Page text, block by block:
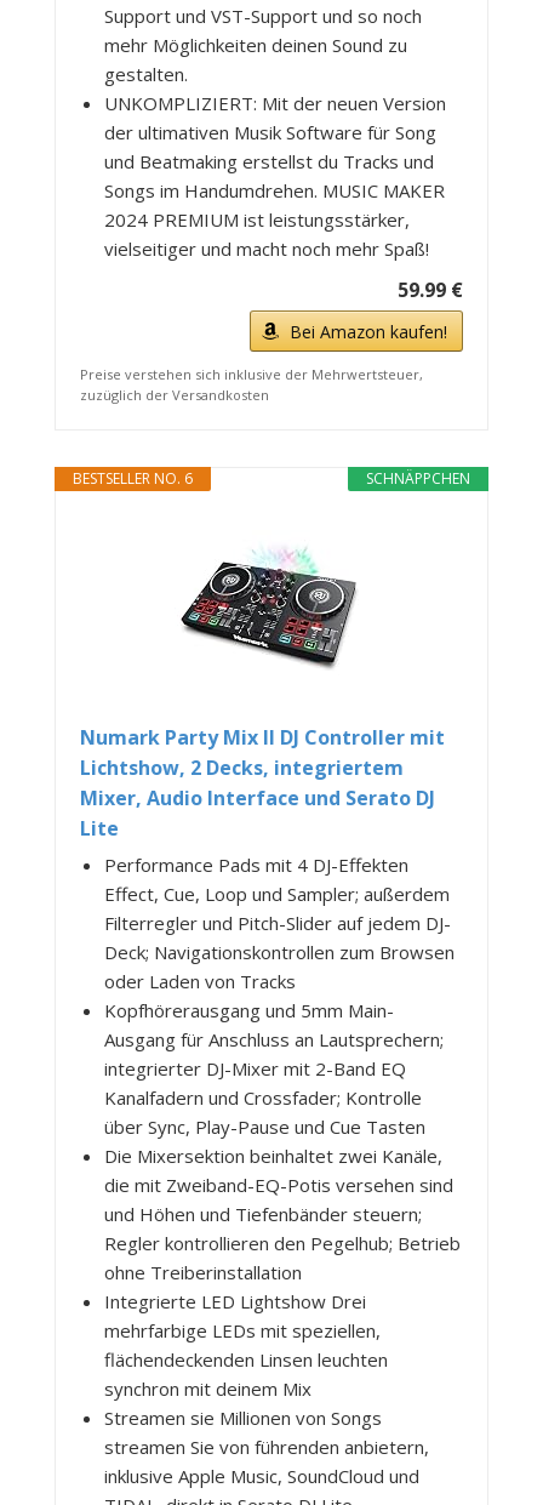
Support und VST-Support und so noch
mehr Möglichkeiten deinen Sound zu
gestalten.
UNKOMPLIZIERT: Mit der neuen Version
der ultimativen Musik Software für Song
und Beatmaking erstellst du Tracks und
Songs im Handumdrehen. MUSIC MAKER
2024 PREMIUM ist leistungsstärker,
vielseitiger und macht noch mehr Spaß!
59.99 €
Bei Amazon kaufen!
Preise verstehen sich inklusive der Mehrwertsteuer,
zuzüglich der Versandkosten
SCHNÄPPCHEN
BESTSELLER NO. 6
Numark Party Mix II DJ Controller mit
Lichtshow, 2 Decks, integriertem
Mixer, Audio Interface und Serato DJ
Lite
Performance Pads mit 4 DJ-Effekten
Effect, Cue, Loop und Sampler; außerdem
Filterregler und Pitch-Slider auf jedem DJ-
Deck; Navigationskontrollen zum Browsen
oder Laden von Tracks
Kopfhörerausgang und 5mm Main-
Ausgang für Anschluss an Lautsprechern;
integrierter DJ-Mixer mit 2-Band EQ
Kanalfadern und Crossfader; Kontrolle
über Sync, Play-Pause und Cue Tasten
Die Mixersektion beinhaltet zwei Kanäle,
die mit Zweiband-EQ-Potis versehen sind
und Höhen und Tiefenbänder steuern;
Regler kontrollieren den Pegelhub; Betrieb
ohne Treiberinstallation
Integrierte LED Lightshow Drei
mehrfarbige LEDs mit speziellen,
flächendeckenden Linsen leuchten
synchron mit deinem Mix
Streamen sie Millionen von Songs
streamen Sie von führenden anbietern,
inklusive Apple Music, SoundCloud und